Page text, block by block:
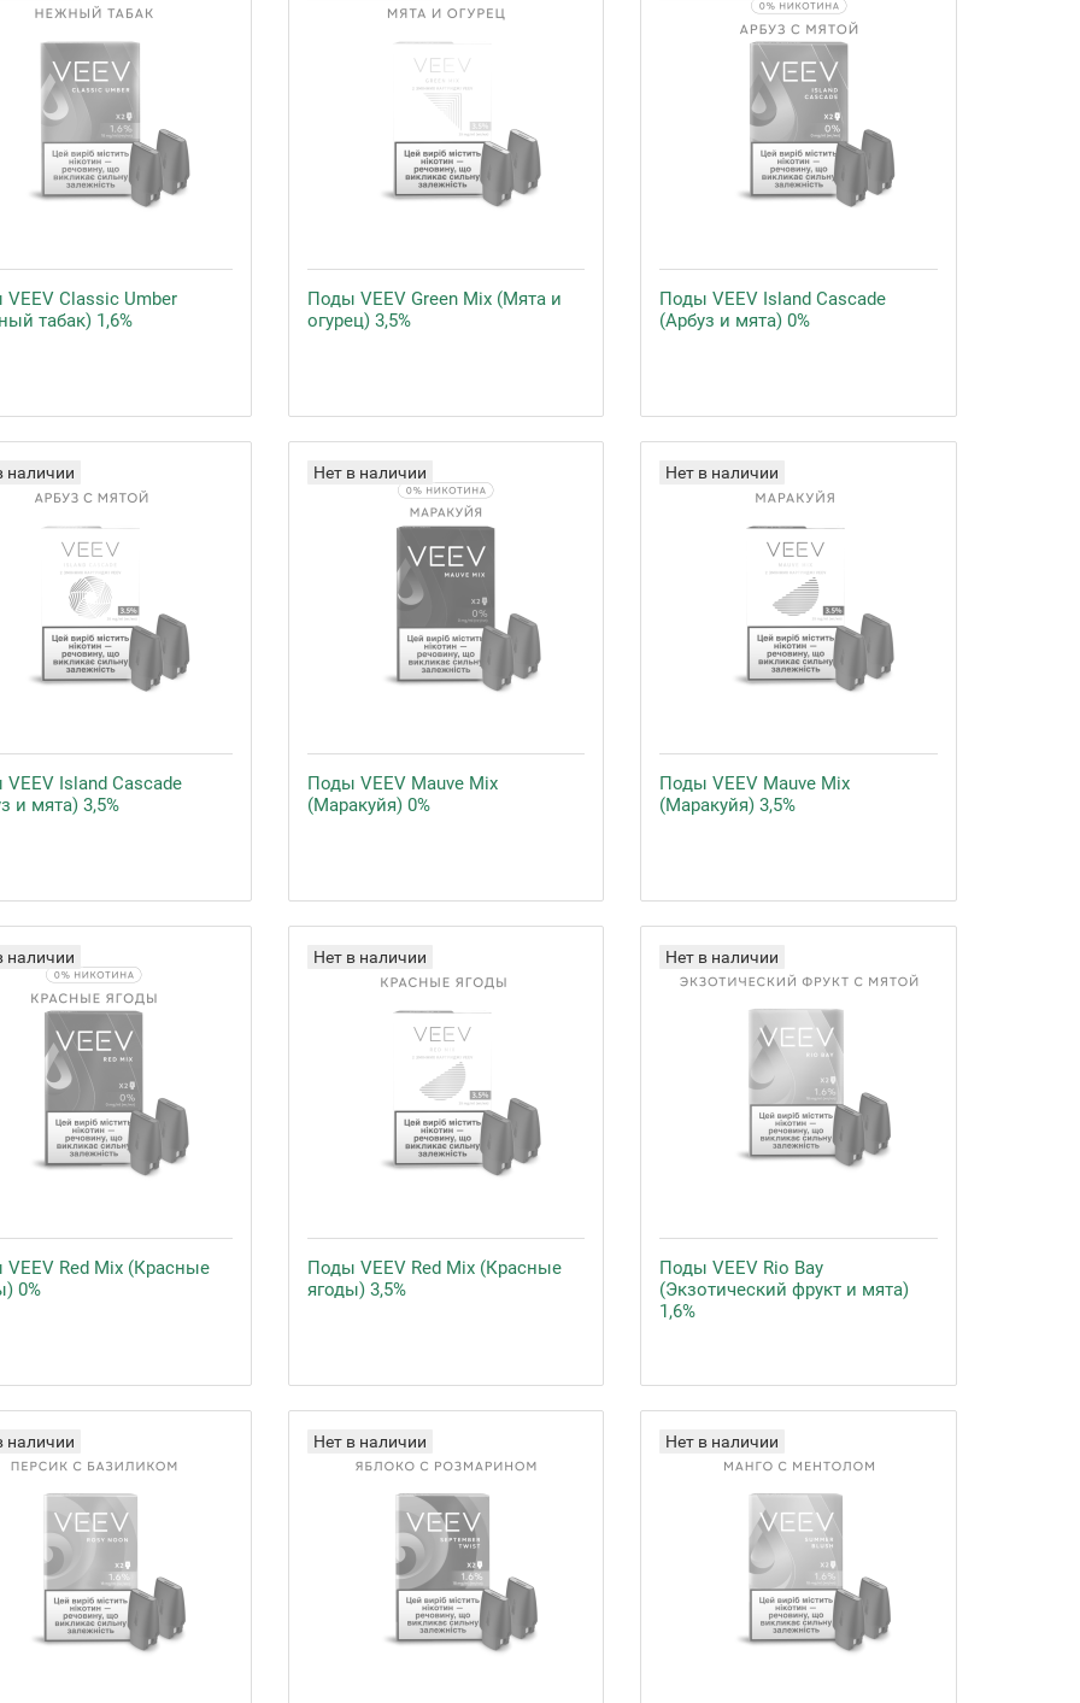
Classic Umber
табак) 1,6%
Поды VEEV Green Mix (Мята и
огурец) 3,5%
Поды VEEV Island Cascade
(Арбуз и мята) 0%
наличии
Island Cascade
и мята) 3,5%
Нет в наличии
Поды VEEV Mauve Mix
(Маракуйя) 0%
Нет в наличии
Поды VEEV Mauve Mix
(Маракуйя) 3,5%
наличии
Red Mix (Красные
0%
Нет в наличии
Поды VEEV Red Mix (Красные
ягоды) 3,5%
Нет в наличии
Поды VEEV Rio Bay
(Экзотический фрукт и мята)
1,6%
наличии Нет в наличии Нет в наличии